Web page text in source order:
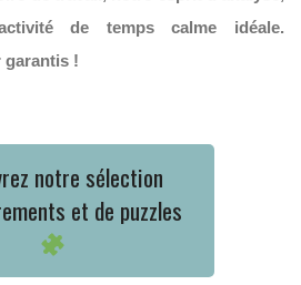
de temps calme idéale.
garantis !
notre sélection
et de puzzles